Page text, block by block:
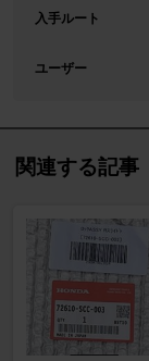
入手ルート
ユーザー
関連する記事